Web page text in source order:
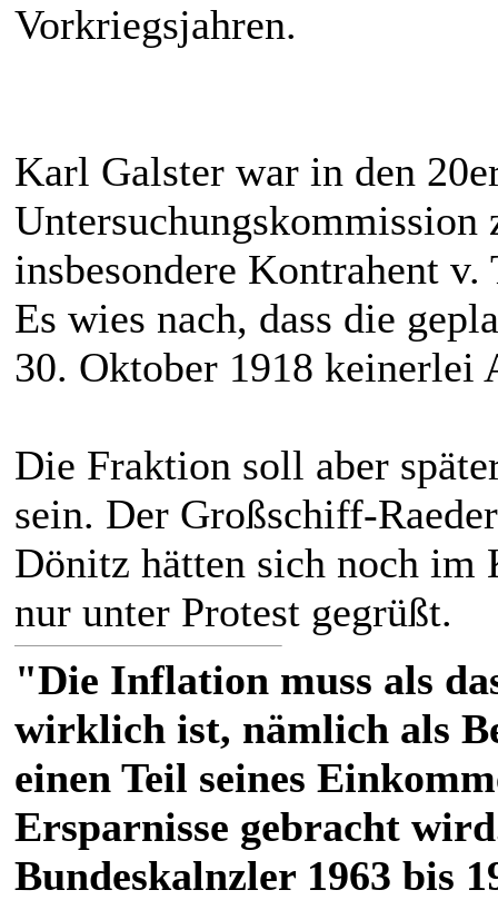
Vorkriegsjahren.
Karl Galster war in den
insbesondere Kontrahent v.
Es wies nach, dass die
30. Oktober 1918 keinerlei
Die Fraktion soll aber
sein. Der Großschiff-
Dönitz hätten sich noch im
nur unter Protest gegrüßt.
"Die Inflation muss als
wirklich ist, nämlich als
einen Teil seines
Ersparnisse gebracht
Bundeskalnzler 1963 bis